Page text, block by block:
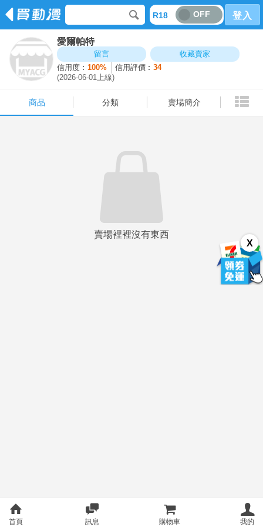
R18 OFF 登入
愛爾帕特
留言
收藏賣家
信用度︰100% 信用評價︰34
(2026-06-01上線)
商品 分類 賣場簡介
X
賣場裡裡沒有東西
商品
首頁 訊息 購物車 我的